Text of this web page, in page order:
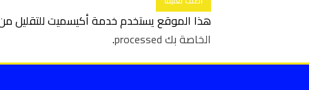
هذا الموقع يستخدم خدمة أكيسميت للتقليل من
الخاصة بك processed
.